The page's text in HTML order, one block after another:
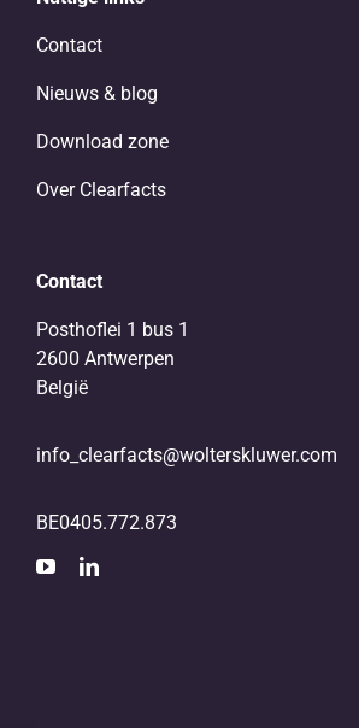
Contact
Nieuws & blog
Download zone
Over Clearfacts
Contact
Posthoflei 1 bus 1
2600 Antwerpen
België
info_clearfacts@wolterskluwer.com
BE0405.772.873